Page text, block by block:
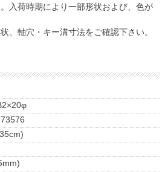
入荷時期により一部形状および、色が
、軸穴・キー溝寸法をご確認下さい。